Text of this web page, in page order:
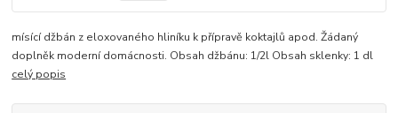
mísící džbán z eloxovaného hliníku k přípravě koktajlů apod. Žádaný
doplněk moderní domácnosti. Obsah džbánu: 1/2l Obsah sklenky: 1 dl
celý popis